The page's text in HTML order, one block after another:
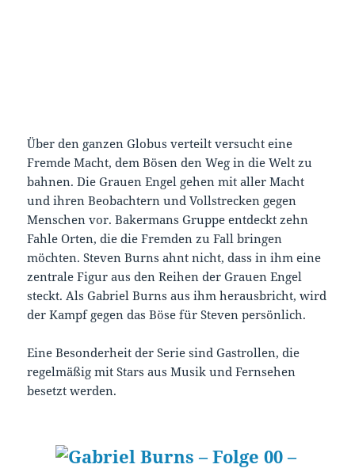
Über den ganzen Globus verteilt versucht eine
Fremde Macht, dem Bösen den Weg in die Welt zu
bahnen. Die Grauen Engel gehen mit aller Macht
und ihren Beobachtern und Vollstrecken gegen
Menschen vor. Bakermans Gruppe entdeckt zehn
Fahle Orten, die die Fremden zu Fall bringen
möchten. Steven Burns ahnt nicht, dass in ihm eine
zentrale Figur aus den Reihen der Grauen Engel
steckt. Als Gabriel Burns aus ihm herausbricht, wird
der Kampf gegen das Böse für Steven persönlich.
Eine Besonderheit der Serie sind Gastrollen, die
regelmäßig mit Stars aus Musik und Fernsehen
besetzt werden.